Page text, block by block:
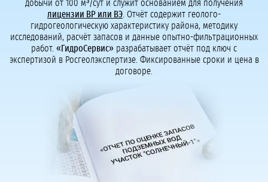
добычи от 100 м³/сут и служит основанием для получения
лицензии ВР или ВЭ . Отчёт содержит геолого-
гидрогеологическую характеристику района, методику
исследований, расчёт запасов и данные опытно-фильтрационных
работ. «ГидроСервис» разрабатывает отчёт под ключ с
экспертизой в Росгеолэкспертизе. Фиксированные сроки и цена в
договоре.